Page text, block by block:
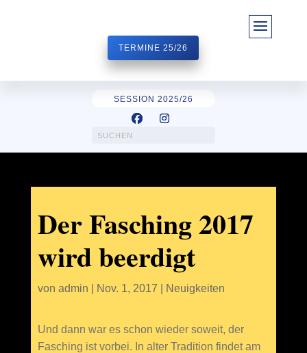
TERMINE 25/26
SESSION 2025/26
Der Fasching 2017
wird beerdigt
von admin Nov. 1, 2017 Neuigkeiten
Und dann war es schon wieder soweit, der
Fasching ist vorbei. In alter Tradition findet am